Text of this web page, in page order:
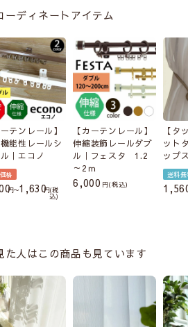
ーディネートアイテム
ーテンレール】
能性レールシ
｜エコノ
格
〜1,630 税
込
【カーテンレール】
伸縮装飾レールダブ
ル｜フェスタ 1.2
～2ｍ
6,000 税込
【タ
ット
ップ
送料無
た人はこの商品も見ています